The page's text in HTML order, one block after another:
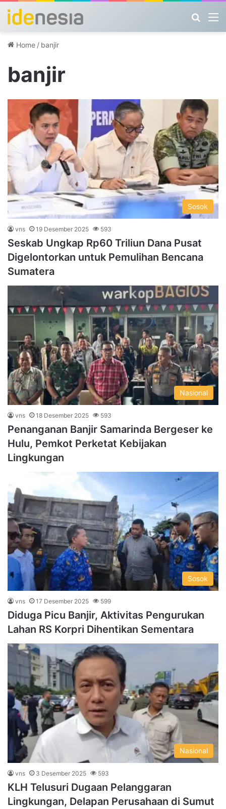
Home / banjir
banjir
Sosok
vns 19 Desember 2025 593
Seskab Ungkap Rp60 Triliun Dana Pusat
Digelontorkan untuk Pemulihan Bencana
Sumatera
Nasional
vns 18 Desember 2025 593
Penanganan Banjir Samarinda Bergeser ke
Hulu, Pemkot Perketat Kebijakan
Lingkungan
Sosok
vns 17 Desember 2025 599
Diduga Picu Banjir, Aktivitas Pengurukan
Lahan RS Korpri Dihentikan Sementara
Nasional
vns 3 Desember 2025 593
KLH Telusuri Dugaan Pelanggaran
Lingkungan, Delapan Perusahaan di Sumut